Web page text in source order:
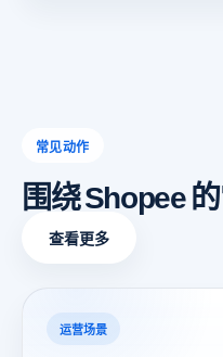
常见动作
围绕 Shopee
查看更多
运营场景